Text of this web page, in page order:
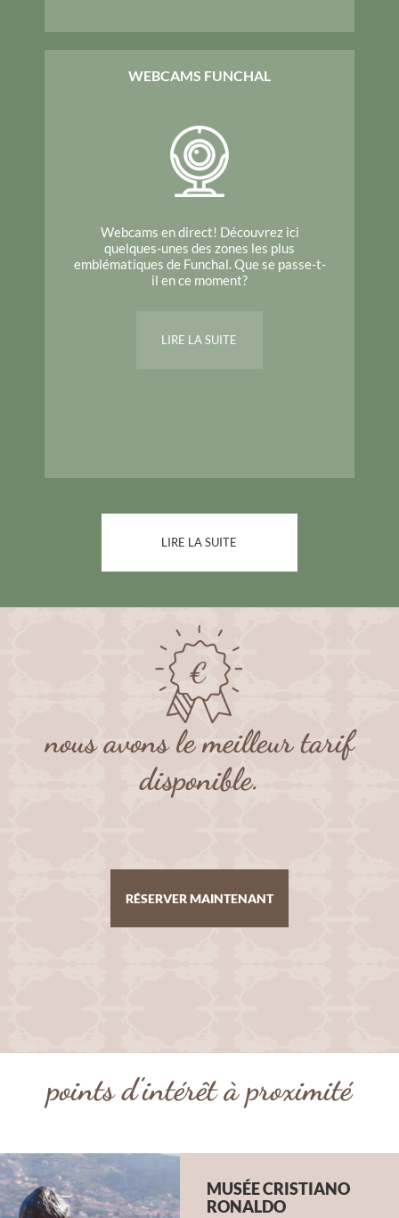
WEBCAMS FUNCHAL
Webcams en direct! Découvrez ici
quelques-unes des zones les plus
emblématiques de Funchal. Que se passe-t-
il en ce moment?
LIRE LA SUITE
LIRE LA SUITE
nous avons le meilleur tarif
disponible.
RÉSERVER MAINTENANT
points d’intérêt à proximité
MUSÉE CRISTIANO
RONALDO